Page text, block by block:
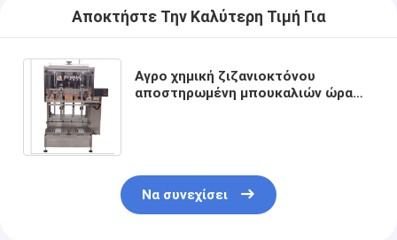
Αποκτήστε Την Καλύτερη Τιμή Για
Αγρο χημική ζιζανιοκτόνου
αποστηρωμένη μπουκαλιών ώρα
Να συνεχίσει